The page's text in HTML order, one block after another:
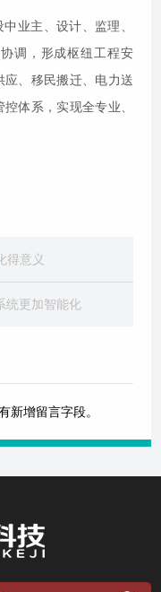
业主、设计、监理、
调，形成枢纽工程安
、移民搬迁、电力送
体系，实现全专业、
得意义
统更加智能化
新增留言字段。